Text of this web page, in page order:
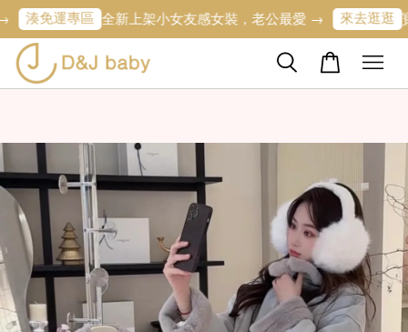
專區 全新上架小女友感女裝，老公最愛 → 來去逛逛 寶寶的第